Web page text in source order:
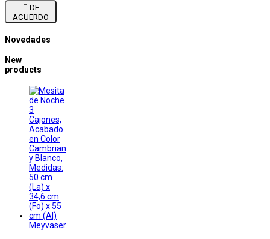

ACUERDO
Novedades
New
products
Meyvaser